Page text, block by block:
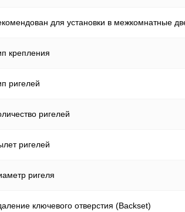
для установки в межкомнатные
крепления
ригелей
ригелей
ригелей
ригеля
ключевого отверстия (Backset)